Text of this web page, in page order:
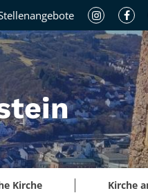
Kirche Kirche